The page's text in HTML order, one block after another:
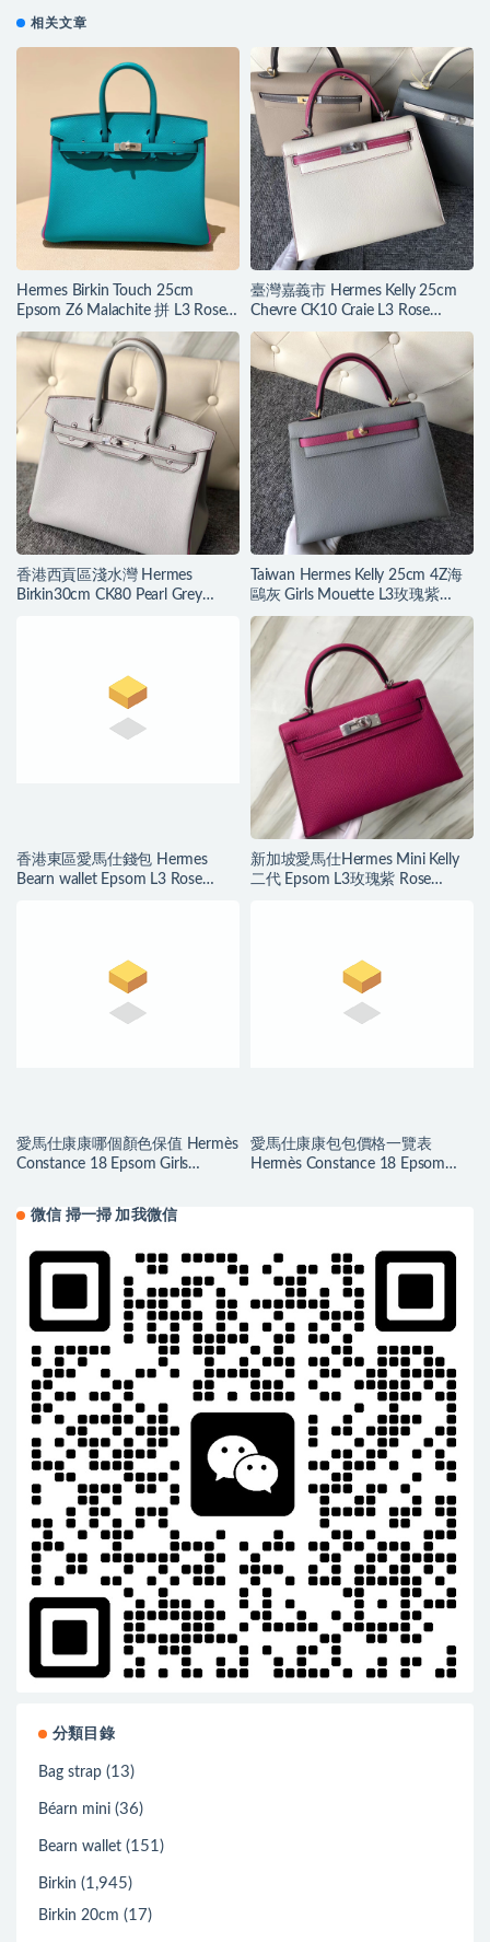
相关文章
Hermes Birkin Touch 25cm
Epsom Z6 Malachite 拼 L3 Rose
Purple
臺灣嘉義市 Hermes Kelly 25cm
Chevre CK10 Craie L3 Rose
Purple
香港西貢區淺水灣 Hermes
Birkin30cm CK80 Pearl Grey
Taiwan Hermes Kelly 25cm 4Z海
鷗灰 Girls Mouette L3玫瑰紫
Rose Purple
香港東區愛馬仕錢包 Hermes
Bearn wallet Epsom L3 Rose
新加坡愛馬仕Hermes Mini Kelly
二代 Epsom L3玫瑰紫 Rose
愛馬仕康康哪個顏色保值 Hermès
Constance 18 Epsom Girls
愛馬仕康康包包價格一覽表
Hermès Constance 18 Epsom
微信 掃一掃 加我微信
分類目錄
Bag strap (13)
Béarn mini (36)
Bearn wallet (151)
Birkin (1,945)
Birkin 20cm (17)